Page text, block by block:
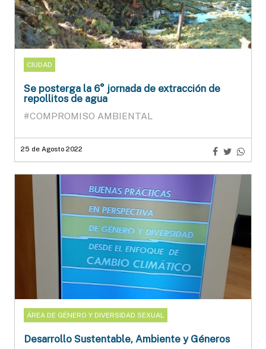
CIUDAD
Se posterga la 6° jornada de extracción de
repollitos de agua
#COMPROMISO AMBIENTAL
25 de Agosto 2022
ÁREA DE GÉNERO Y DIVERSIDAD SEXUAL
Desarrollo Sustentable, Ambiente y Géneros